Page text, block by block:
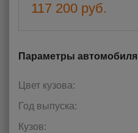
117 200 руб.
Параметры автомобиля
Цвет кузова:
Год выпуска:
Кузов: